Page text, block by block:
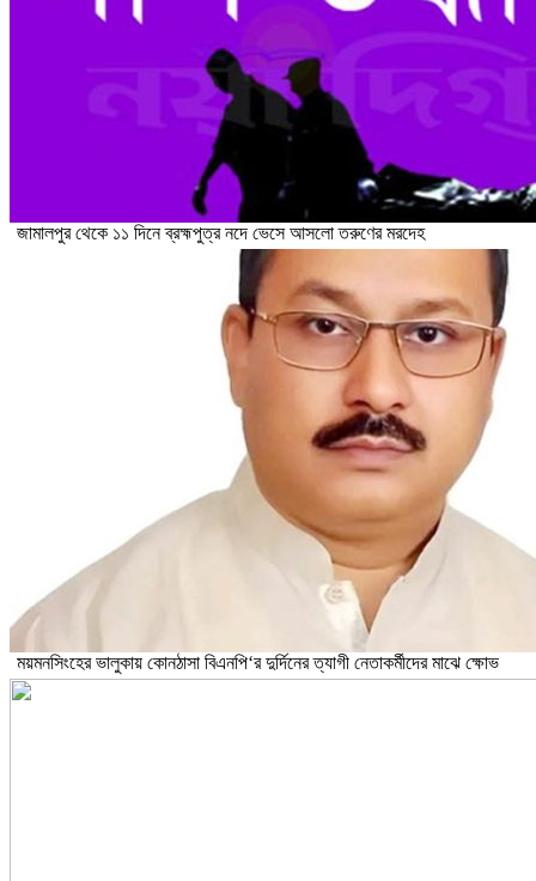
জামালপুর থেকে ১১ দিনে ব্রহ্মপুত্র নদে ভেসে আসলো তরুণের মরদেহ
ময়মনসিংহের ভালুকায় কোনঠাসা বিএনপি‘র দুর্দিনের ত্যাগী নেতাকর্মীদের মাঝে ক্ষোভ